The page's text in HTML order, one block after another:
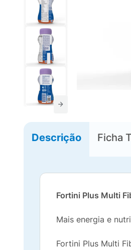
Descrição Ficha
Fortini Plus Multi
Mais energia e
Fortini Plus Multi